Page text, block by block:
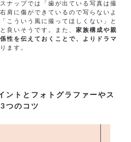
ナップでは「歯が出ている写真は撮
肩に傷ができているので写らないよ
こういう風に撮ってほしくない」と
良いそうです。また、家族構成や親
性を伝えておくことで、よりドラマ
ます。
ントとフォトグラファーやス
つのコツ